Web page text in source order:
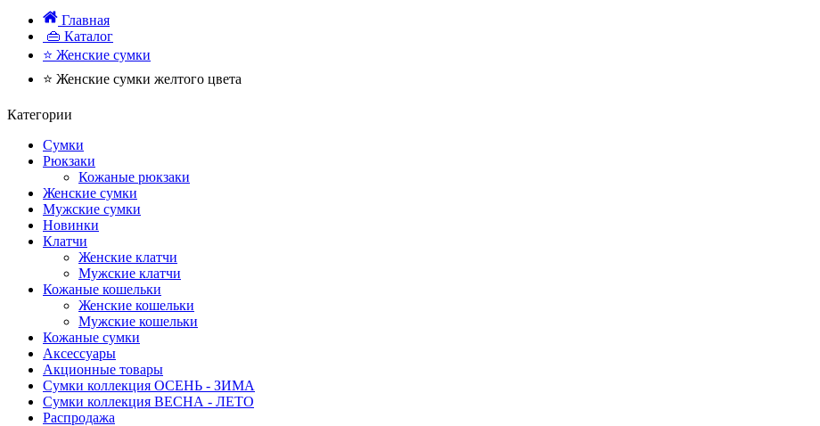
Главная
👜 Каталог
⭐ Женские сумки
⭐ Женские сумки желтого цвета
Категории
Сумки
Рюкзаки
Кожаные рюкзаки
Женские сумки
Мужские сумки
Новинки
Клатчи
Женские клатчи
Мужские клатчи
Кожаные кошельки
Женские кошельки
Мужские кошельки
Кожаные сумки
Аксессуары
Акционные товары
Сумки коллекция ОСЕНЬ - ЗИМА
Сумки коллекция ВЕСНА - ЛЕТО
Распродажа